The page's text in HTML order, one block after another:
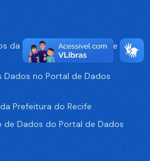
da Prefeitura da Cidade de
Dados no Portal de Dados
Prefeitura do Recife
Dados do Portal de Dados